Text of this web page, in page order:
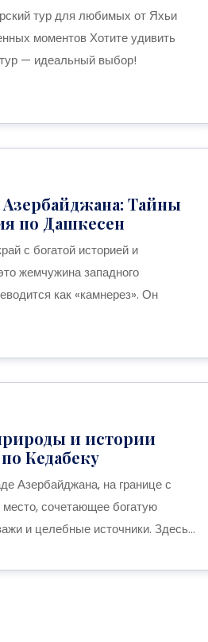
тур для любимых от Яхьи
моментов Хотите удивить
— идеальный выбор!
Тайны
по Дашкесен
с богатой историей и
жемчужина западного
как «камнерез». Он
и истории
Кедабеку
Азербайджана, на границе с
сочетающее богатую
и целебные источники. Здесь...